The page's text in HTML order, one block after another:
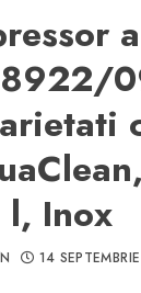
l, Inox
14